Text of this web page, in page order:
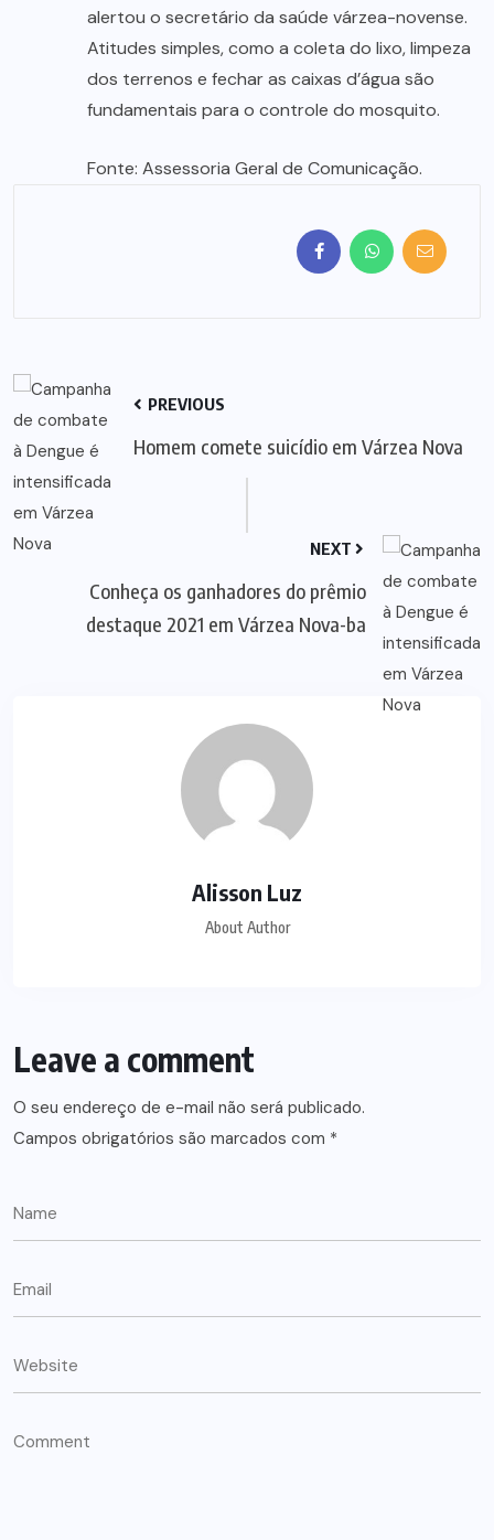
alertou o secretário da saúde várzea-novense.
Atitudes simples, como a coleta do lixo, limpeza
dos terrenos e fechar as caixas d’água são
fundamentais para o controle do mosquito.
Fonte: Assessoria Geral de Comunicação.
PREVIOUS
Homem comete suicídio em Várzea Nova
NEXT
Conheça os ganhadores do prêmio
destaque 2021 em Várzea Nova-ba
Alisson Luz
About Author
Leave a comment
O seu endereço de e-mail não será publicado.
Campos obrigatórios são marcados com *